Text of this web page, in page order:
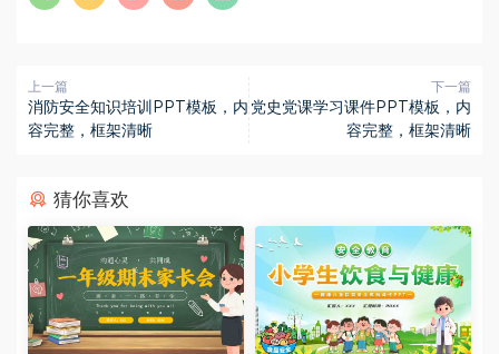
上一篇
消防安全知识培训PPT模板，内
容完整，框架清晰
下一篇
党史党课学习课件PPT模板，内
容完整，框架清晰
猜你喜欢